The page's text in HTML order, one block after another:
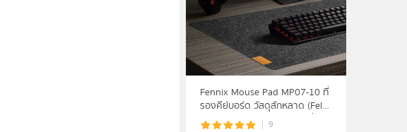
Fennix Mouse Pad MP07-10 ที่
รองคีย์บอร์ด วัสดุสักหลาด (Felt )
คุณภาพสูง ผิวสัมผัสนุ่มพรีเมี่ยม
9